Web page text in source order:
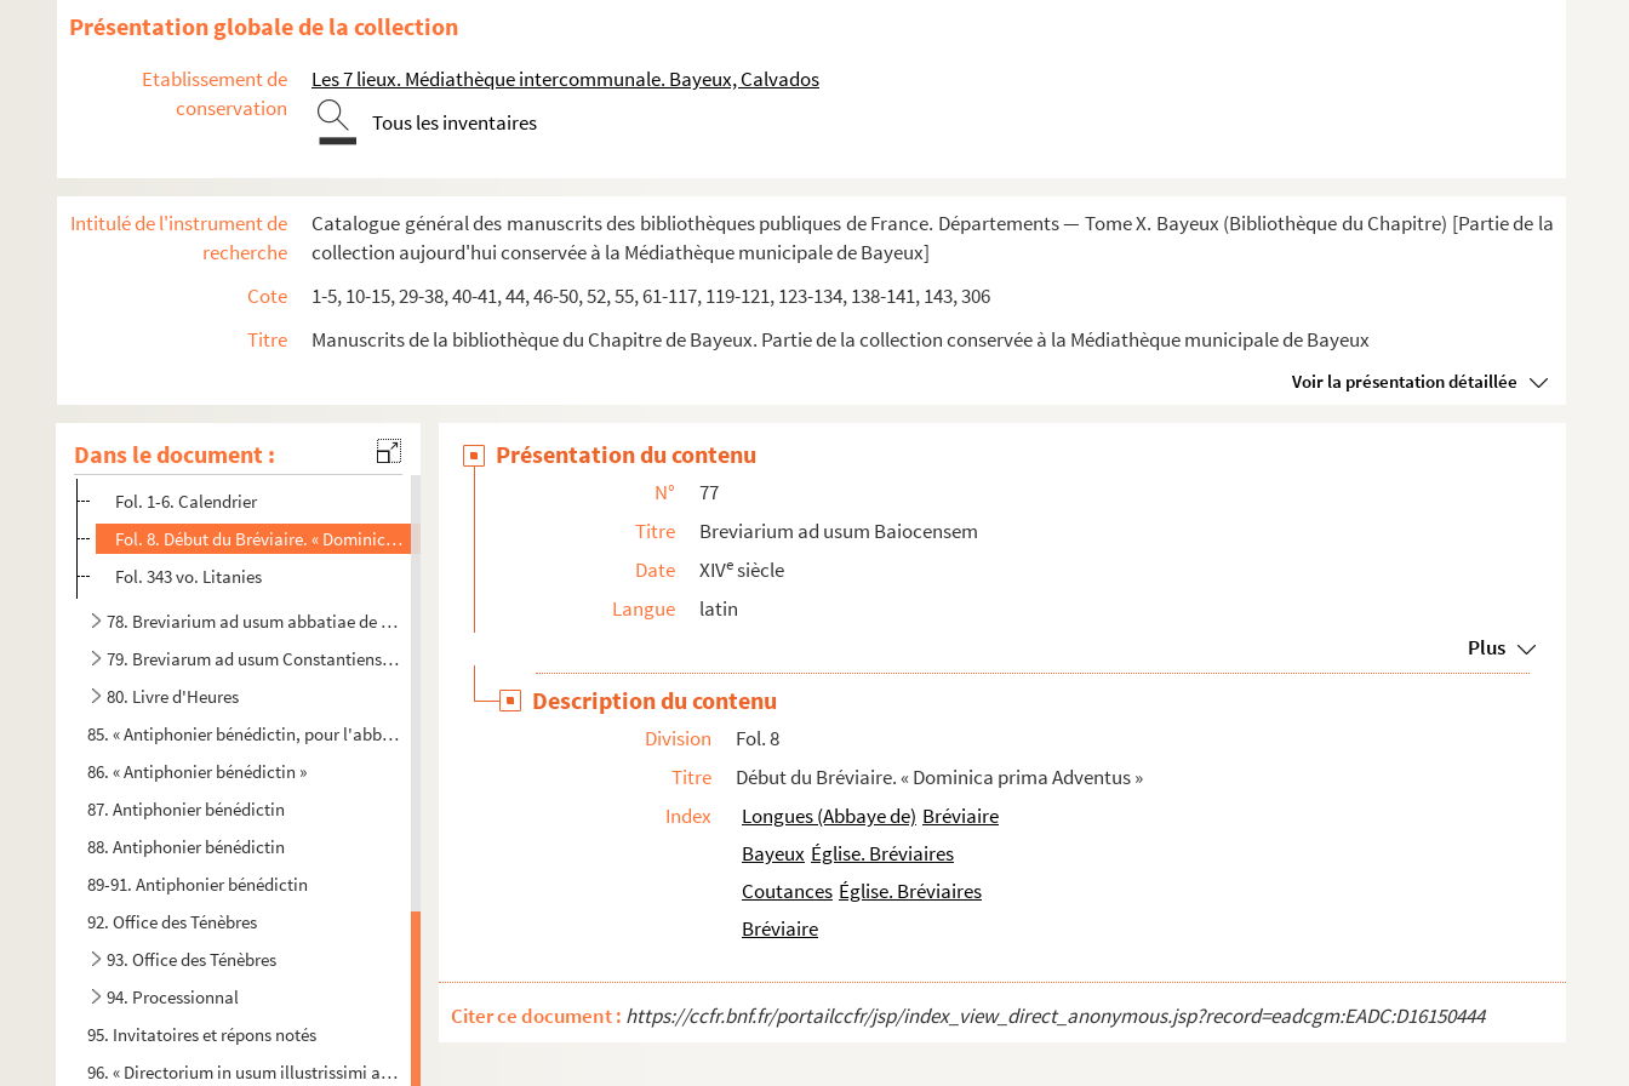
Présentation globale de la collection
Etablissement de
conservation
Les 7 lieux. Médiathèque intercommunale. Bayeux, Calvados
Tous les inventaires
Intitulé de l'instrument de
recherche
Catalogue général des manuscrits des bibliothèques publiques de France. Départements — Tome X. Bayeux (Bibliothèque du Chapitre) [Partie de la
collection aujourd'hui conservée à la Médiathèque municipale de Bayeux]
Cote
1-5, 10-15, 29-38, 40-41, 44, 46-50, 52, 55, 61-117, 119-121, 123-134, 138-141, 143, 306
Titre
Manuscrits de la bibliothèque du Chapitre de Bayeux. Partie de la collection conservée à la Médiathèque municipale de Bayeux
Voir la présentation détaillée
Dans le document :
66. « Regule de accentu Epistolarum et Evangeliorum »
67. Lectionarium ad usum ecclesiae Baiocensis
68. Lectionarium ad usum ecclesie Baiocensis
70. Breviarium ad usum Baiocensem
71. Breviarium ad usum Baiocensem
73. Breviarium ad usum Baiocensem. (Noté)
74. Breviarium ad usum Baiocensem. (Noté)
76. Breviarium ad usum Baiocensem
77. Breviarium ad usum Baiocensem
Fol. 1-6. Calendrier
Fol. 8. Début du Bréviaire. « Dominica prima Adventus »
Fol. 343 vo. Litanies
78. Breviarium ad usum abbatiae de Longis
79. Breviarum ad usum Constantiensem
80. Livre d'Heures
85. « Antiphonier bénédictin, pour l'abbaye royale de Cordillon. » (Noté)
86. « Antiphonier bénédictin »
87. Antiphonier bénédictin
88. Antiphonier bénédictin
89-91. Antiphonier bénédictin
92. Office des Ténèbres
93. Office des Ténèbres
94. Processionnal
95. Invitatoires et répons notés
96. « Directorium in usum illustrissimi ac reverendissimi D. D. de Cheylus, episcopi Bajocensis »
Présentation du contenu
N°
77
Titre
Breviarium ad usum Baiocensem
Date
XIVesiècle
Langue
latin
Plus
Description du contenu
Division
Fol. 8
Titre
Début du Bréviaire. « Dominica prima Adventus »
Index
Longues (Abbaye de) Bréviaire
Bayeux Église. Bréviaires
Coutances Église. Bréviaires
Bréviaire
Citer ce document : https://ccfr.bnf.fr/portailccfr/jsp/index_view_direct_anonymous.jsp?record=eadcgm:EADC:D16150444